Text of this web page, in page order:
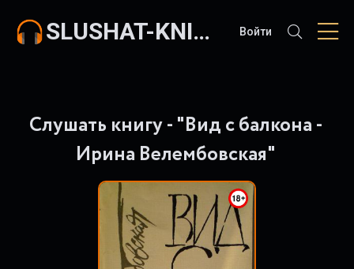
SLUSHAT-KNIGI.COM Войти
Слушать книгу - "Вид с балкона -
Ирина Велембовская"